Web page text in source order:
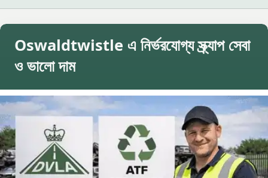
Oswaldtwistle এ নির্ভরযোগ্য স্ক্র্যাপ সেবা
ও ভালো দাম